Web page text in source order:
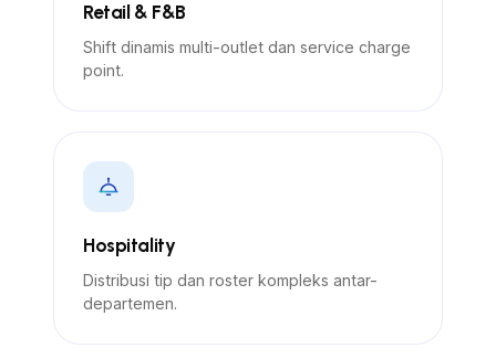
Retail & F&B
Shift dinamis multi-outlet dan service charge
point.
Hospitality
Distribusi tip dan roster kompleks antar-
departemen.